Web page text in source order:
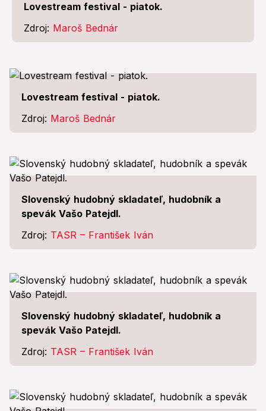
Lovestream festival - piatok.
Zdroj: Maroš Bednár
Lovestream festival - piatok.
Zdroj: Maroš Bednár
Slovenský hudobný skladateľ, hudobník a
spevák Vašo Patejdl.
Zdroj: TASR – František Iván
Slovenský hudobný skladateľ, hudobník a
spevák Vašo Patejdl.
Zdroj: TASR – František Iván